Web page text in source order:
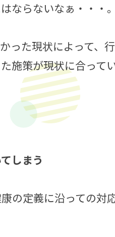
らないなぁ・・・。
った現状によって、
施策が現状に合って
しまう
の定義に沿っての対